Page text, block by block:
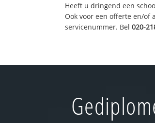
Heeft u dringend een
Ook voor een offerte en/of
servicenummer. Bel020-